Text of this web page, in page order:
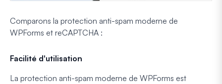
Comparons la protection anti-spam moderne de
WPForms et reCAPTCHA :
Facilité d'utilisation
La protection anti-spam moderne de WPForms est